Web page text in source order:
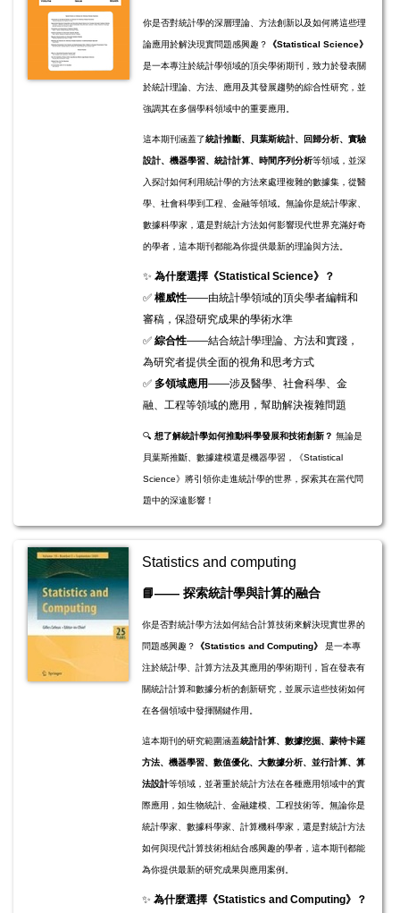
你是否對統計學的深層理論、方法創新以及如何將這些理
論應用於解決現實問題感興趣？ 《Statistical Science》
是一本專注於統計學領域的頂尖學術期刊，致力於發表關
於統計理論、方法、應用及其發展趨勢的綜合性研究，並
強調其在多個學科領域中的重要應用。
這本期刊涵蓋了統計推斷、貝葉斯統計、回歸分析、實驗
設計、機器學習、統計計算、時間序列分析等領域，並深
入探討如何利用統計學的方法來處理複雜的數據集，從醫
學、社會科學到工程、金融等領域。無論你是統計學家、
數據科學家，還是對統計方法如何影響現代世界充滿好奇
的學者，這本期刊都能為你提供最新的理論與方法。
✨ 為什麼選擇《Statistical Science》？
✅ 權威性——由統計學領域的頂尖學者編輯和
審稿，保證研究成果的學術水準
✅ 綜合性——結合統計學理論、方法和實踐，
為研究者提供全面的視角和思考方式
✅ 多領域應用——涉及醫學、社會科學、金
融、工程等領域的應用，幫助解決複雜問題
🔍 想了解統計學如何推動科學發展和技術創新？ 無論是
貝葉斯推斷、數據建模還是機器學習，《Statistical
Science》將引領你走進統計學的世界，探索其在當代問
題中的深遠影響！
Statistics and computing
📘—— 探索統計學與計算的融合
你是否對統計學方法如何結合計算技術來解決現實世界的
問題感興趣？ 《Statistics and Computing》 是一本專
注於統計學、計算方法及其應用的學術期刊，旨在發表有
關統計計算和數據分析的創新研究，並展示這些技術如何
在各個領域中發揮關鍵作用。
這本期刊的研究範圍涵蓋統計計算、數據挖掘、蒙特卡羅
方法、機器學習、數值優化、大數據分析、並行計算、算
法設計等領域，並著重於統計方法在各種應用領域中的實
際應用，如生物統計、金融建模、工程技術等。無論你是
統計學家、數據科學家、計算機科學家，還是對統計方法
如何與現代計算技術相結合感興趣的學者，這本期刊都能
為你提供最新的研究成果與應用案例。
✨ 為什麼選擇《Statistics and Computing》？